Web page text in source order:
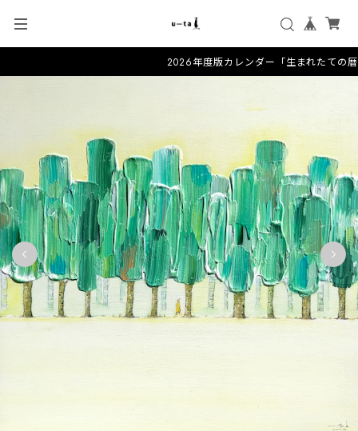
2026年度版カレンダー「生まれたての暦